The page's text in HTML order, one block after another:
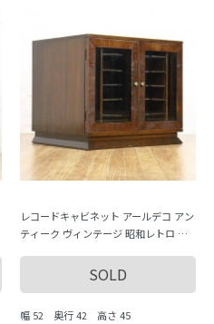
レコードキャビネット アールデコ アン
ティーク ヴィンテージ 昭和レトロ 木
SOLD
幅 52 奥行 42 高さ 45